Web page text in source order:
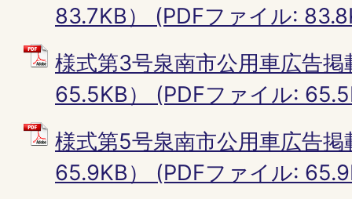
83.7KB） (PDFファイル:
様式第3号泉南市公用車広告
65.5KB） (PDFファイル:
様式第5号泉南市公用車広告
65.9KB） (PDFファイル: